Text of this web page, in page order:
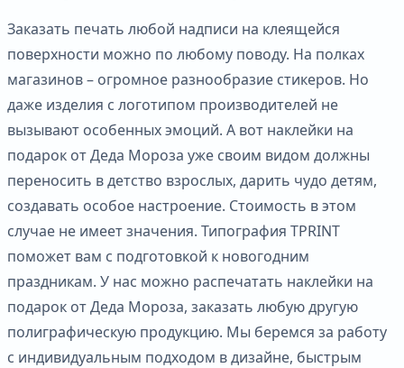
Заказать печать любой надписи на клеящейся
поверхности можно по любому поводу. На полках
магазинов – огромное разнообразие стикеров. Но
даже изделия с логотипом производителей не
вызывают особенных эмоций. А вот наклейки на
подарок от Деда Мороза уже своим видом должны
переносить в детство взрослых, дарить чудо детям,
создавать особое настроение. Стоимость в этом
случае не имеет значения. Типография TPRINT
поможет вам с подготовкой к новогодним
праздникам. У нас можно распечатать наклейки на
подарок от Деда Мороза, заказать любую другую
полиграфическую продукцию. Мы беремся за работу
с индивидуальным подходом в дизайне, быстрым